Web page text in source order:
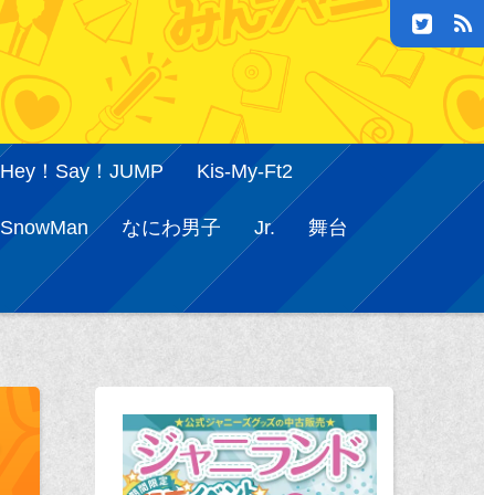
Hey！Say！JUMP Kis-My-Ft2
SnowMan なにわ男子 Jr. 舞台